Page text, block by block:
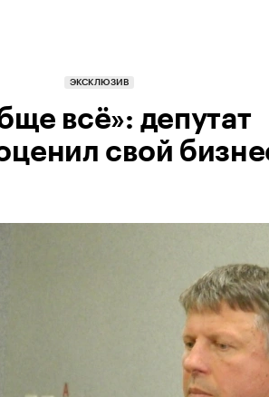
ЭКСКЛЮЗИВ
всё»: депутат
свой